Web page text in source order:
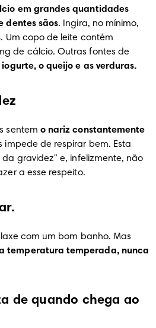
em grandes quantidades
dentes sãos
. Um copo de leite contém
de cálcio. Outras fontes de
iogurte, o queijo e as verduras.
sentem o nariz constantemente
impede de respirar bem. Esta
gravidez" e, infelizmente, não
a esse respeito.
temperatura temperada, nunca
de quando chega ao